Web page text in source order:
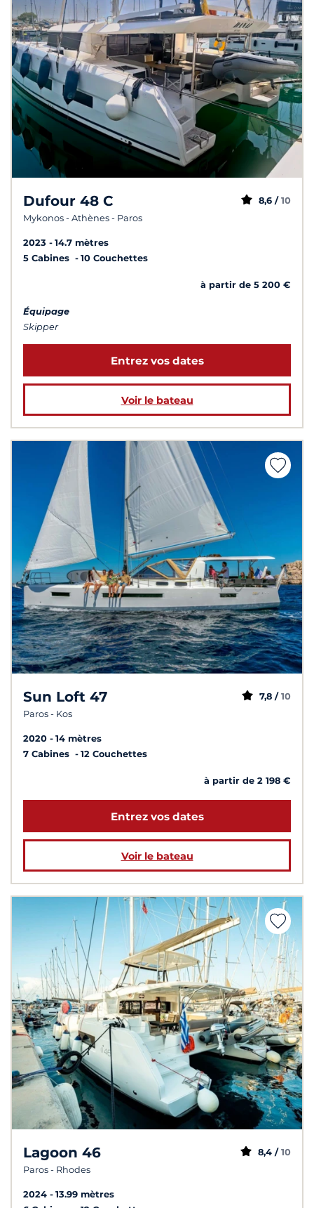
Dufour 48 C
Mykonos - Athènes - Paros
8,6 / 10
2023
14.7 mètres
5 Cabines
10 Couchettes
à partir de 5 200 €
Équipage
Skipper
Entrez vos dates
Voir le bateau
Sun Loft 47
Paros - Kos
7,8 / 10
2020
14 mètres
7 Cabines
12 Couchettes
à partir de 2 198 €
Entrez vos dates
Voir le bateau
Lagoon 46
Paros - Rhodes
8,4 / 10
2024
13.99 mètres